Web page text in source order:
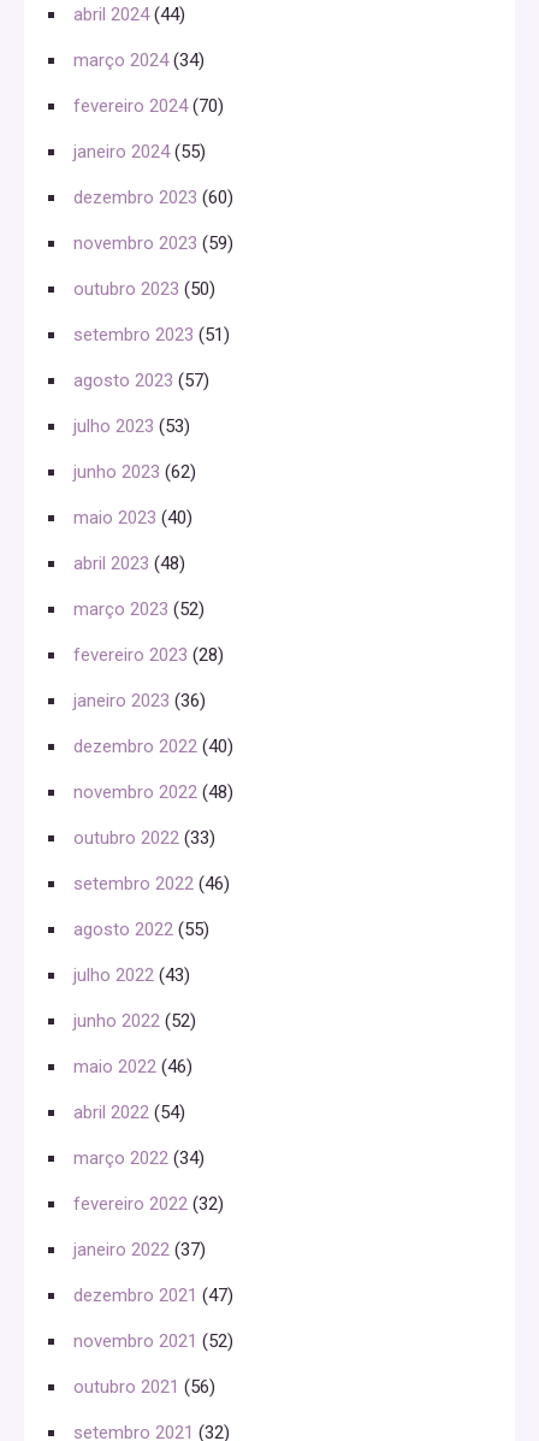
abril 2024(44)
março 2024(34)
fevereiro 2024(70)
janeiro 2024(55)
dezembro 2023 (60)
novembro 2023 (59)
outubro 2023 (50)
setembro 2023 (51)
agosto 2023 (57)
julho 2023 (53)
junho 2023 (62)
maio 2023 (40)
abril 2023 (48)
março 2023 (52)
fevereiro 2023 (28)
janeiro 2023 (36)
dezembro 2022 (40)
novembro 2022 (48)
outubro 2022 (33)
setembro 2022 (46)
agosto 2022 (55)
julho 2022 (43)
junho 2022 (52)
maio 2022 (46)
abril 2022 (54)
março 2022 (34)
fevereiro 2022 (32)
janeiro 2022 (37)
dezembro 2021 (47)
novembro 2021 (52)
outubro 2021 (56)
setembro 2021 (32)